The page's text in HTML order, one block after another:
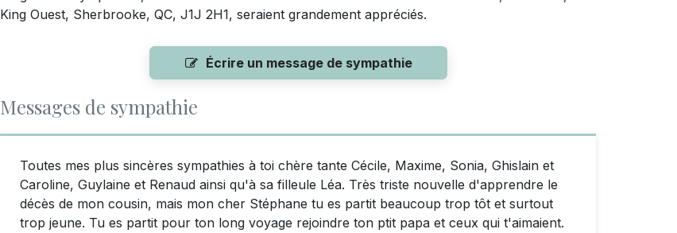
King Ouest, Sherbrooke, QC, J1J 2H1, seraient grandement appréciés.
Écrire un message de sympathie
Messages de sympathie
Toutes mes plus sincères sympathies à toi chère tante Cécile, Maxime, Sonia, Ghislain et
Caroline, Guylaine et Renaud ainsi qu'à sa filleule Léa. Très triste nouvelle d'apprendre le
décès de mon cousin, mais mon cher Stéphane tu es partit beaucoup trop tôt et surtout
trop jeune. Tu es partit pour ton long voyage rejoindre ton ptit papa et ceux qui t'aimaient.